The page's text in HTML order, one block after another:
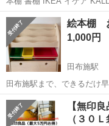
ト 子供部屋でおもちゃ入れの棚として約4年使用していました。 子供
部屋で使用していたことも
用していたつ...
山口 山口市 収納家具
絵本棚
1,000円
田布施駅
田布施駅まで、できるだけ
だきます。 よろしくおねが
山口 熊毛郡 田布施
【無印
（３０